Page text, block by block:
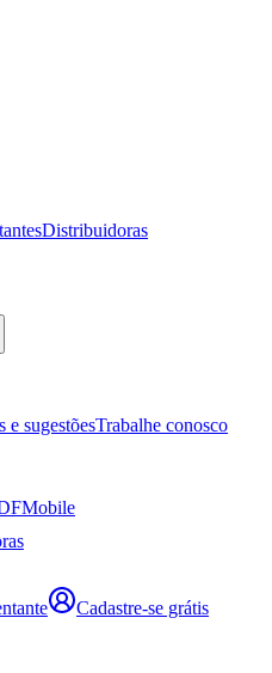
Distribuidoras
e sugestõesTrabalhe conosco
Mobile
Cadastre-se grátis